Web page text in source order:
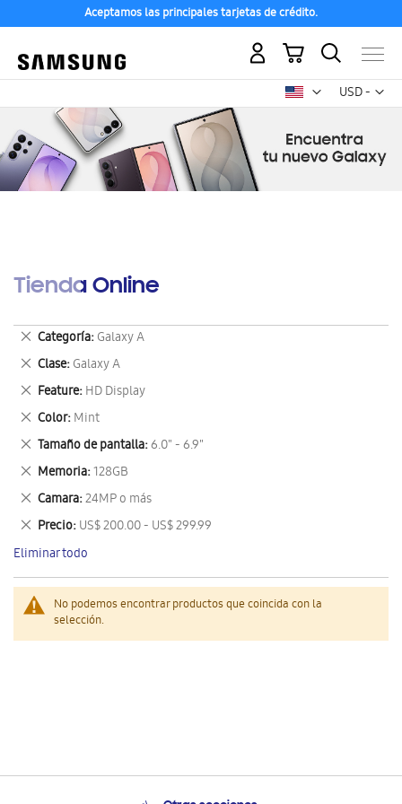
Aceptamos las principales tarjetas de crédito.
USD -
dólar
Mi carrito
Tienda Online
No podemos encontrar productos que coincida con la
selección.
Categoría Galaxy A
Eliminar
este
artículo
Clase Galaxy A
Eliminar
este
artículo
Feature HD Display
Eliminar
este
artículo
Color Mint
Eliminar
este
artículo
Tamaño de pantalla 6.0" - 6.9"
Eliminar
este
artículo
Memoria 128GB
Eliminar
este
artículo
Camara 24MP o más
Eliminar
este
artículo
Precio US$ 200.00 - US$ 299.99
Eliminar
este
artículo
Eliminar todo